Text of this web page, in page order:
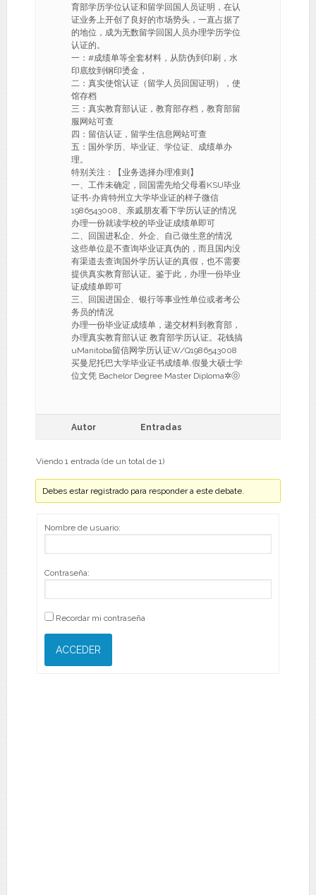
育部学历学位认证和留学回国人员证明，在认
证业务上开创了良好的市场势头，一直占据了
的地位，成为无数留学回国人员办理学历学位
认证的。
一：#成绩单等全套材料，从防伪到印刷，水
印底纹到钢印烫金，
二：真实使馆认证（留学人员回国证明），使
馆存档
三：真实教育部认证，教育部存档，教育部留
服网站可查
四：留信认证，留学生信息网站可查
五：国外学历、毕业证、学位证、成绩单办
理。
特别关注：【业务选择办理准则】
一、工作未确定，回国需先给父母看KSU毕业
证书-办肯特州立大学毕业证的样子微信
1986543008、亲戚朋友看下学历认证的情况
办理一份就读学校的毕业证成绩单即可
二、回国进私企、外企、自己做生意的情况
这些单位是不查询毕业证真伪的，而且国内没
有渠道去查询国外学历认证的真假，也不需要
提供真实教育部认证。鉴于此，办理一份毕业
证成绩单即可
三、回国进国企、银行等事业性单位或者考公
务员的情况
办理一份毕业证成绩单，递交材料到教育部，
办理真实教育部认证 教育部学历认证。花钱搞
uManitoba留信网学历认证W/Q1986543008
买曼尼托巴大学毕业证书成绩单,假曼大硕士学
位文凭 Bachelor Degree Master Diploma✲ⓞ
Autor Entradas
Viendo 1 entrada (de un total de 1)
Debes estar registrado para responder a este debate.
Nombre de usuario:
Contraseña:
Recordar mi contraseña
ACCEDER